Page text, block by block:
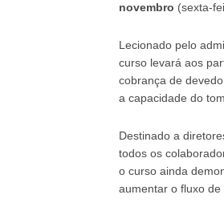
novembro (sexta-
Lecionado pelo
curso levará aos
cobrança de
a capacidade do
Destinado a
todos os
o curso ainda
aumentar o fluxo de